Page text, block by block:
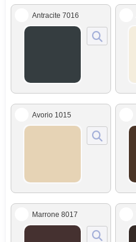
Antracite 7016
Avorio 1015
Marrone 8017